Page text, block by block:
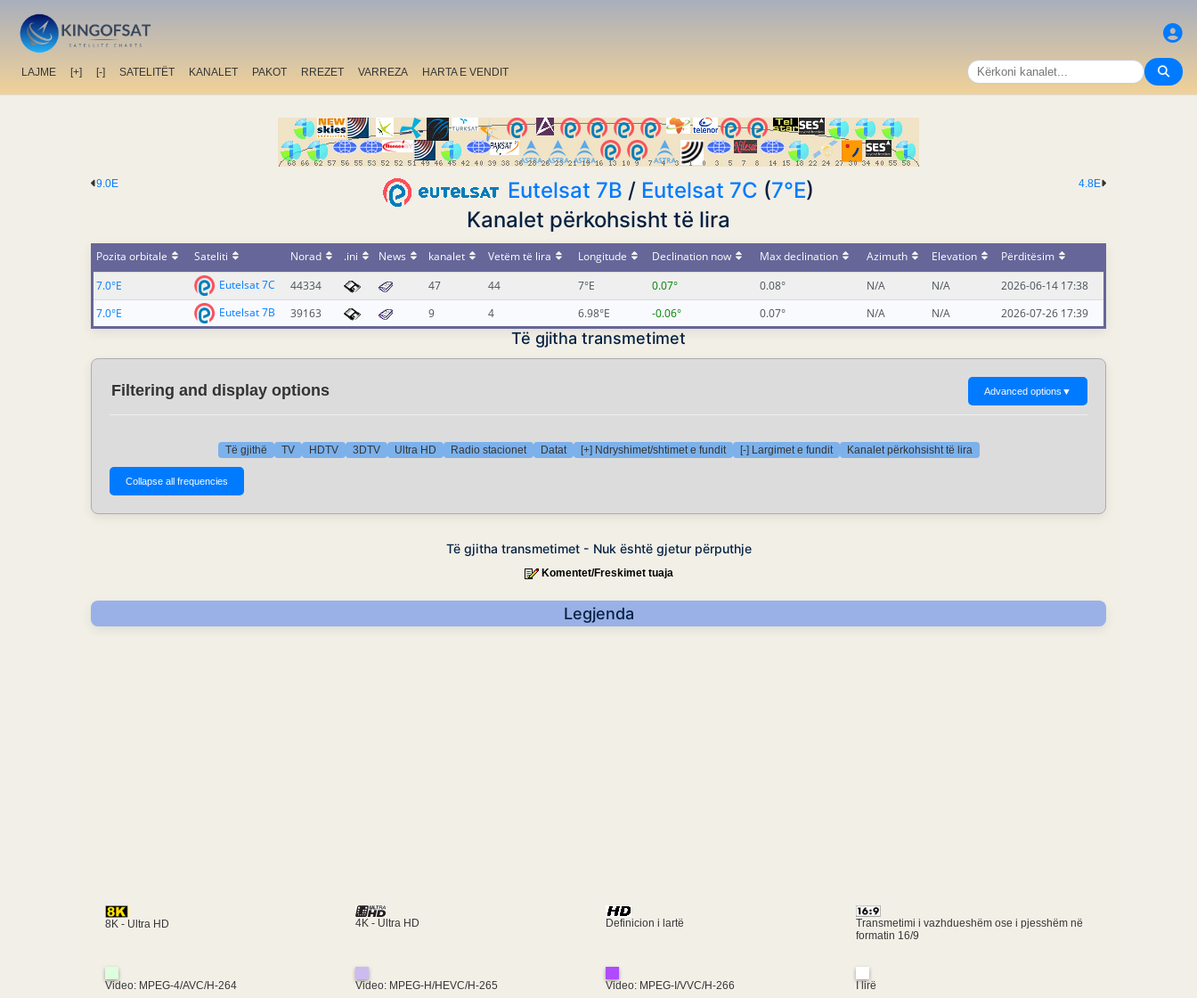
LAJME [+] [-] SATELITËT KANALET PAKOT RREZET VARREZA HARTA E VENDIT
4.8E
9.0E Eutelsat 7B / Eutelsat 7C (7°E)
Kanalet përkohsisht të lira
Pozita orbitale Sateliti Norad .ini News kanalet Vetëm të lira Longitude Declination now Max declination Azimuth Elevation
Përditësim
7.0°E
Eutelsat 7C 44334 47 44 7°E 0.07° 0.08° N/A N/A
2026-06-14 17:38
7.0°E
Eutelsat 7B 39163 9 4 6.98°E -0.06° 0.07° N/A N/A 2026-07-26 17:39
Të gjitha transmetimet
Filtering and display options Advanced options ▼
Të gjithë TV HDTV 3DTV Ultra HD Radio stacionet Datat [+] Ndryshimet/shtimet e fundit [-] Largimet e fundit Kanalet përkohsisht të lira
Të gjitha transmetimet - Nuk është gjetur përputhje
Komentet/Freskimet tuaja
Legjenda
8K - Ultra HD 4K - Ultra HD Definicion i lartë
Transmetimi i vazhdueshëm ose i pjesshëm në
formatin 16/9
Video: MPEG-4/AVC/H-264 Video: MPEG-H/HEVC/H-265 Video: MPEG-I/VVC/H-266 I lirë